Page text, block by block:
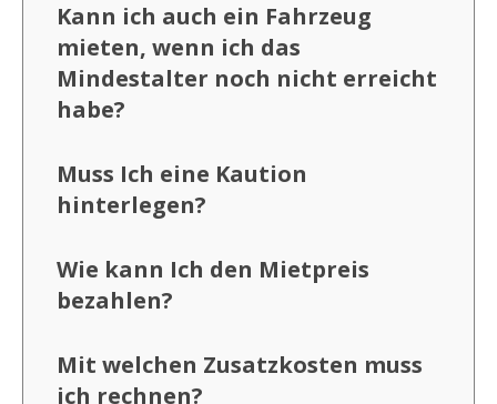
Kann ich auch ein Fahrzeug
mieten, wenn ich das
Mindestalter noch nicht erreicht
habe?
Muss Ich eine Kaution
hinterlegen?
Wie kann Ich den Mietpreis
bezahlen?
Mit welchen Zusatzkosten muss
ich rechnen?